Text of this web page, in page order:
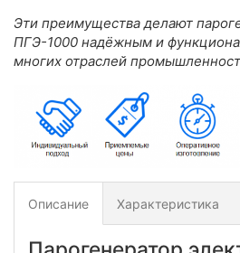
Эти преимущества делают
ПГЭ-1000 надёжным и
многих отраслей
Описание Характеристика